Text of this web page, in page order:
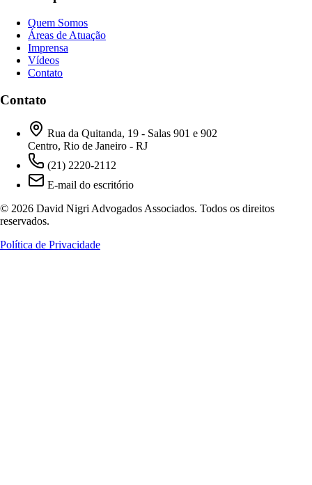
Quem Somos
Áreas de Atuação
Imprensa
Vídeos
Contato
Contato
Rua da Quitanda, 19 - Salas 901 e 902
Centro, Rio de Janeiro - RJ
(21) 2220-2112
E-mail do escritório
© 2026 David Nigri Advogados Associados. Todos os direitos
reservados.
Política de Privacidade